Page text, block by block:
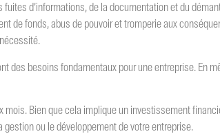
d’informations, de la documentation et du
de fonds, abus de pouvoir et tromperie aux
des besoins fondamentaux pour une entreprise. En
Bien que cela implique un investissement
ou le développement de votre entreprise.